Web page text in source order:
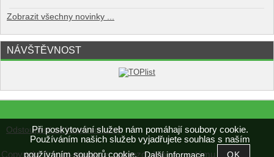
Zobrazit všechny novinky ...
NÁVŠTĚVNOST
Odstoupení od kupní smlouvy
Copyright ©multi-shopik.cz,provozováno na systému tvorba
Při poskytování služeb nám pomáhají soubory cookie.
Používáním našich služeb vyjadřujete souhlas s naším
používáním souborů cookie.Další informace